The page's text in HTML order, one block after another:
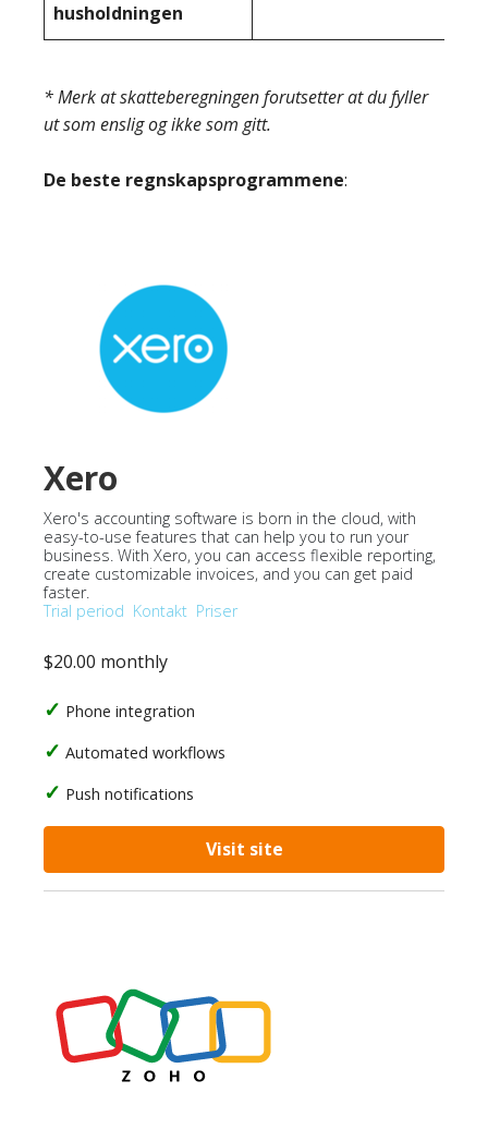
husholdningen
* Merk at skatteberegningen forutsetter at du fyller
ut som enslig og ikke som gitt.
De beste regnskapsprogrammene:
Xero
Xero's accounting software is born in the cloud, with
easy-to-use features that can help you to run your
business. With Xero, you can access flexible reporting,
create customizable invoices, and you can get paid
faster.
Trial period Kontakt Priser
$20.00 monthly
Phone integration
Automated workflows
Push notifications
Visit site